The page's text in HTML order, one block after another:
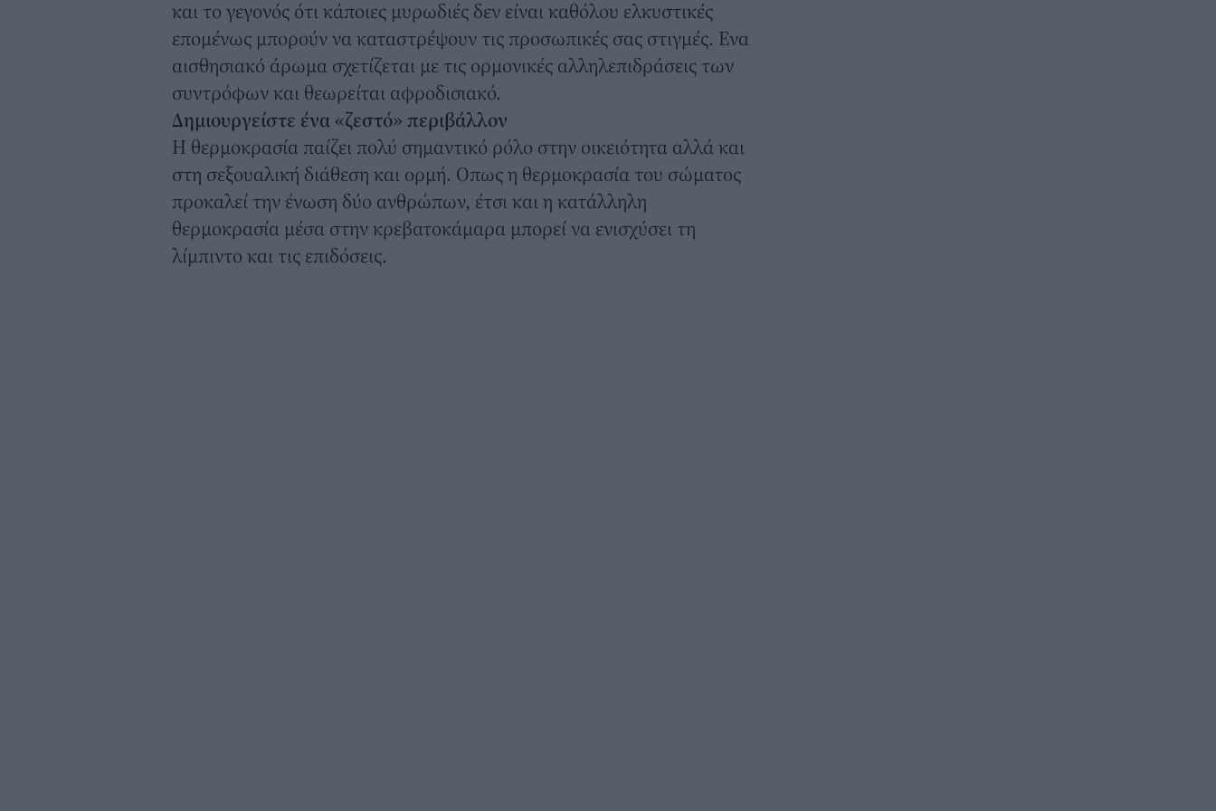
και το γεγονός ότι κάποιες μυρωδιές δεν είναι καθόλου ελκυστικές
επομένως μπορούν να καταστρέψουν τις προσωπικές σας στιγμές. Ενα
αισθησιακό άρωμα σχετίζεται με τις ορμονικές αλληλεπιδράσεις των
συντρόφων και θεωρείται αφροδισιακό.
Δημιουργείστε ένα «ζεστό» περιβάλλον
Η θερμοκρασία παίζει πολύ σημαντικό ρόλο στην οικειότητα αλλά και
στη σεξουαλική διάθεση και ορμή. Οπως η θερμοκρασία του σώματος
προκαλεί την ένωση δύο ανθρώπων, έτσι και η κατάλληλη
θερμοκρασία μέσα στην κρεβατοκάμαρα μπορεί να ενισχύσει τη
λίμπιντο και τις επιδόσεις.